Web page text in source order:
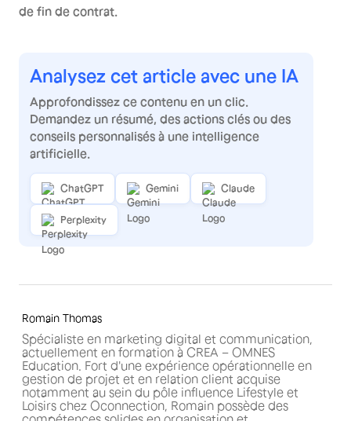
de fin de contrat.
Analysez cet article avec une IA
Approfondissez ce contenu en un clic.
Demandez un résumé, des actions clés ou des
conseils personnalisés à une intelligence
artificielle.
ChatGPT Gemini Claude
Perplexity
Romain Thomas
Spécialiste en marketing digital et communication,
actuellement en formation à CREA – OMNES
Education. Fort d'une expérience opérationnelle en
gestion de projet et en relation client acquise
notamment au sein du pôle influence Lifestyle et
Loisirs chez Oconnection, Romain possède des